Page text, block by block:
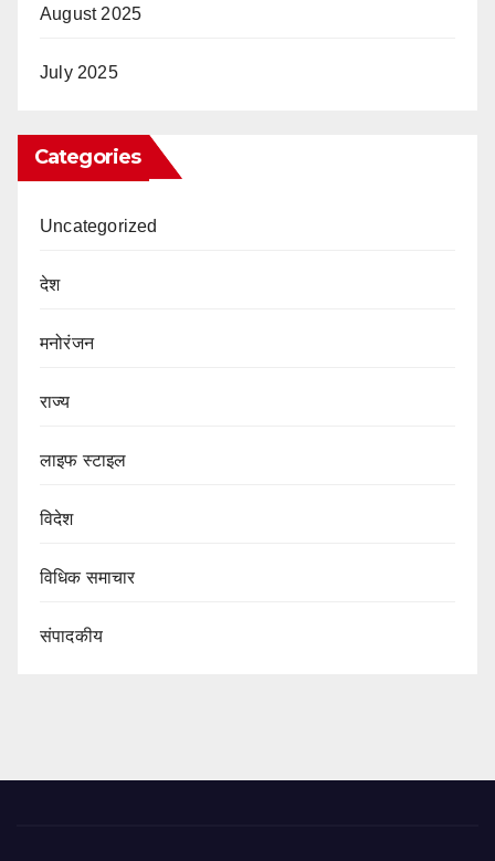
August 2025
July 2025
Categories
Uncategorized
देश
मनोरंजन
राज्य
लाइफ स्टाइल
विदेश
विधिक समाचार
संपादकीय